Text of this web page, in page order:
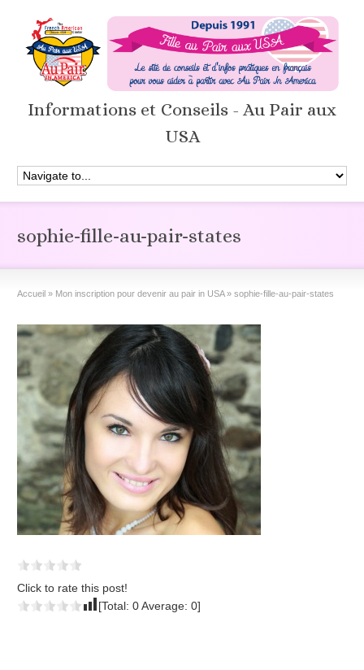
Informations et Conseils - Au Pair aux
USA
sophie-fille-au-pair-states
Accueil » Mon inscription pour devenir au pair in USA » sophie-fille-au-pair-states
Click to rate this post!
[Total:0Average:0]